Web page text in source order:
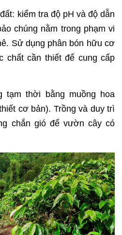
kiểm tra độ pH và độ dẫn
chúng nằm trong phạm vi
Sử dụng phân bón hữu cơ
chất cần thiết để cung cấp
tạm thời bằng muồng hoa
cơ bản). Trồng và duy trì
chắn gió để vườn cây có